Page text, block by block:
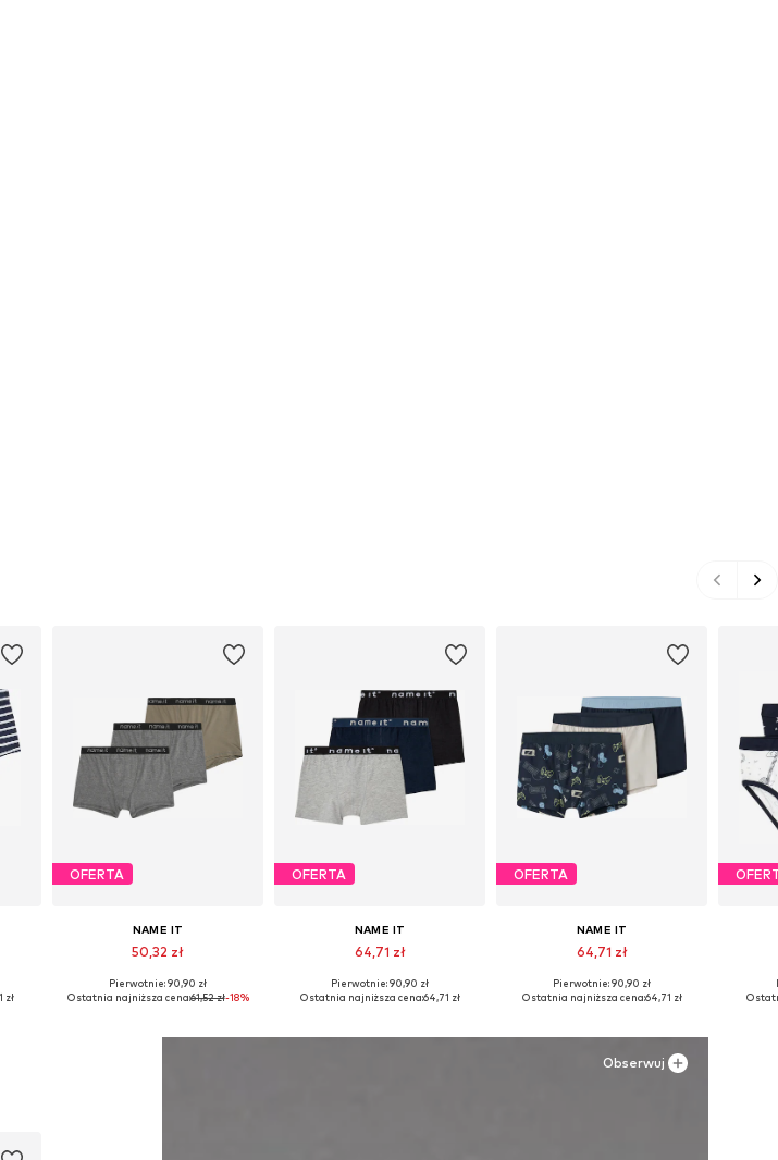
zł
OFERTA
NAME IT
50,32 zł
Dostępne w różnych rozmiarach
Pierwotnie: 90,90 zł
Ostatnia najniższa cena:61,52 zł-18%
OFERTA
NAME IT
64,71 zł
Dostępne w różnych rozmiarach
Pierwotnie: 90,90 zł
Ostatnia najniższa cena:64,71 zł
OFERTA
NAME IT
64,71 zł
Dostępne w różnych rozmiarach
Pierwotnie: 90,90 zł
Ostatnia najniższa cena:64,71 zł
Obserwuj